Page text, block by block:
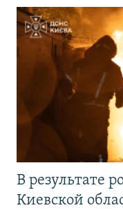
В результате
Киевской